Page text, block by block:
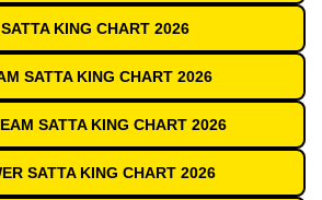
KING CHART 2026
SATTA KING CHART 2026
SATTA KING CHART 2026
SATTA KING CHART 2026